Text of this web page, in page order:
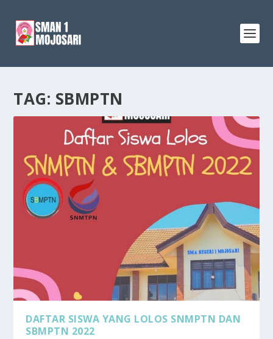
TAG: SBMPTN
DAFTAR SISWA YANG LOLOS SNMPTN DAN
SBMPTN 2022